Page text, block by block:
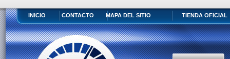
INICIO CONTACTO MAPA DEL SITIO TIENDA OFICIAL